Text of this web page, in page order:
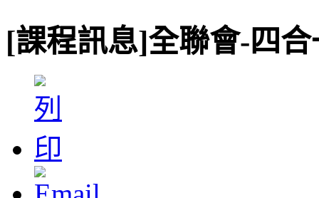
[課程訊息]全聯會-四